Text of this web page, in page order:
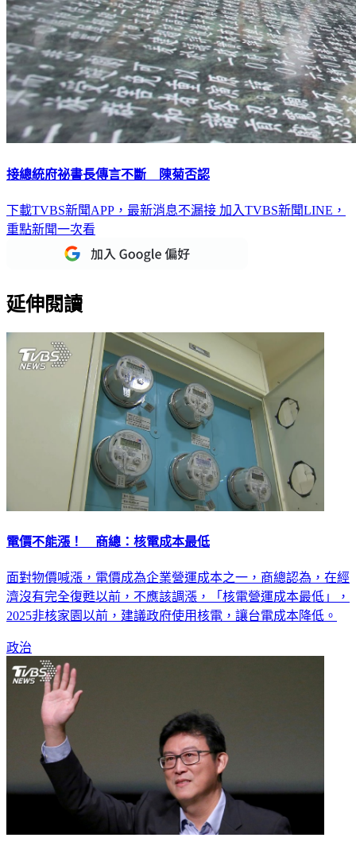
接總統府祕書長傳言不斷 陳菊否認
下載TVBS新聞APP，最新消息不漏接 加入TVBS新聞LINE，
重點新聞一次看
延伸閱讀
電價不能漲！ 商總：核電成本最低
面對物價喊漲，電價成為企業營運成本之一，商總認為，在經
濟沒有完全復甦以前，不應該調漲，「核電營運成本最低」，
2025非核家園以前，建議政府使用核電，讓台電成本降低。
政治